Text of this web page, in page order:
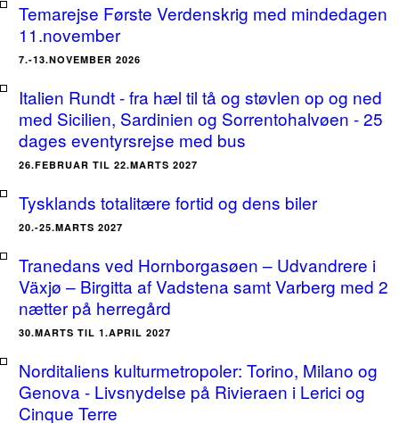
Temarejse Første Verdenskrig med mindedagen
11.november
7.-13.NOVEMBER 2026
Italien Rundt - fra hæl til tå og støvlen op og ned
med Sicilien, Sardinien og Sorrentohalvøen - 25
dages eventyrsrejse med bus
26.FEBRUAR TIL 22.MARTS 2027
Tysklands totalitære fortid og dens biler
20.-25.MARTS 2027
Tranedans ved Hornborgasøen – Udvandrere i
Växjø – Birgitta af Vadstena samt Varberg med 2
nætter på herregård
30.MARTS TIL 1.APRIL 2027
Norditaliens kulturmetropoler: Torino, Milano og
Genova - Livsnydelse på Rivieraen i Lerici og
Cinque Terre